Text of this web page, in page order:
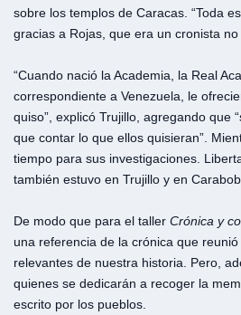
sobre los templos de Caracas. “Toda
gracias a Rojas, que era un cronista no
“Cuando nació la Academia, la Real
correspondiente a Venezuela, le
quiso”, explicó Trujillo, agregando que
que contar lo que ellos quisieran”.
tiempo para sus investigaciones.
también estuvo en Trujillo y en
De modo que para el taller Crónica y
una referencia de la crónica que
relevantes de nuestra historia. Pero,
quienes se dedicarán a recoger la
escrito por los pueblos.